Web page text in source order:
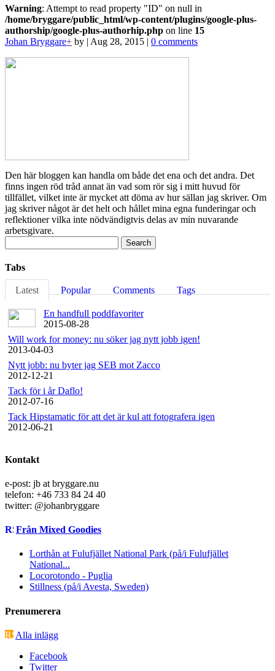
Warning: Attempt to read property "ID" on null in
/home/bryggare/public_html/wp-content/plugins/google-plus-
authorship/google-plus-authorhip.php on line 15
Johan Bryggare+ by | Aug 28, 2015 | 0 comments
Den här bloggen kan handla om både det ena och det andra. Det
finns ingen röd tråd annat än vad som rör sig i mitt huvud för
tillfället, vilket inte är mycket att döma av hur sällan jag skriver. Om
jag skriver något är det helt och hållet mina egna funderingar och
reflektioner vilka inte nödvändigtvis delas av min nuvarande
arbetsgivare.
for:
Tabs
Latest Popular Comments Tags
En handfull poddfavoriter
2015-08-28
Will work for money: nu söker jag nytt jobb igen!
2013-04-03
Nytt jobb: nu byter jag SEB mot Zacco
2012-12-21
Tack för i år Daflo!
2012-07-16
Tack Hipstamatic för att det är kul att fotografera igen
2012-06-21
Kontakt
e-post: jb at bryggare.nu
telefon: +46 733 84 24 40
twitter: @johanbryggare
Från Mixed Goodies
Lorthån at Fulufjället National Park (på/i Fulufjället
National...
Locorotondo - Puglia
Stillness (på/i Avesta, Sweden)
Prenumerera
Alla inlägg
Facebook
Twitter